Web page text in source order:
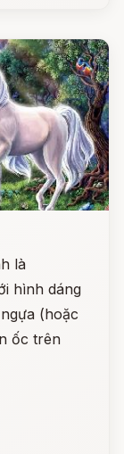
là
hình dáng
(hoặc
ốc trên